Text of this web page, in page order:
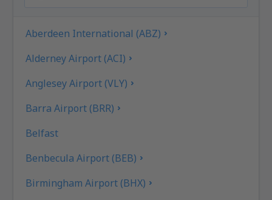
Aberdeen International (ABZ)
Alderney Airport (ACI)
Anglesey Airport (VLY)
Barra Airport (BRR)
Belfast
Benbecula Airport (BEB)
Birmingham Airport (BHX)